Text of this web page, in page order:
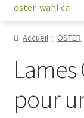
à
navigation
au
Accueil OSTER
pour